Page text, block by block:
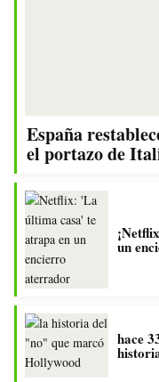
España
el portazo de
un
hace